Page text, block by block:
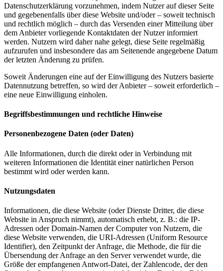
Datenschutzerklärung vorzunehmen, indem Nutzer auf dieser Seite
und gegebenenfalls über diese Website und/oder – soweit technisch
und rechtlich möglich – durch das Versenden einer Mitteilung über
dem Anbieter vorliegende Kontaktdaten der Nutzer informiert
werden. Nutzern wird daher nahe gelegt, diese Seite regelmäßig
aufzurufen und insbesondere das am Seitenende angegebene Datum
der letzten Änderung zu prüfen.
Soweit Änderungen eine auf der Einwilligung des Nutzers basierte
Datennutzung betreffen, so wird der Anbieter – soweit erforderlich –
eine neue Einwilligung einholen.
Begriffsbestimmungen und rechtliche Hinweise
Personenbezogene Daten (oder Daten)
Alle Informationen, durch die direkt oder in Verbindung mit
weiteren Informationen die Identität einer natürlichen Person
bestimmt wird oder werden kann.
Nutzungsdaten
Informationen, die diese Website (oder Dienste Dritter, die diese
Website in Anspruch nimmt), automatisch erhebt, z. B.: die IP-
Adressen oder Domain-Namen der Computer von Nutzern, die
diese Website verwenden, die URI-Adressen (Uniform Resource
Identifier), den Zeitpunkt der Anfrage, die Methode, die für die
Übersendung der Anfrage an den Server verwendet wurde, die
Größe der empfangenen Antwort-Datei, der Zahlencode, der den